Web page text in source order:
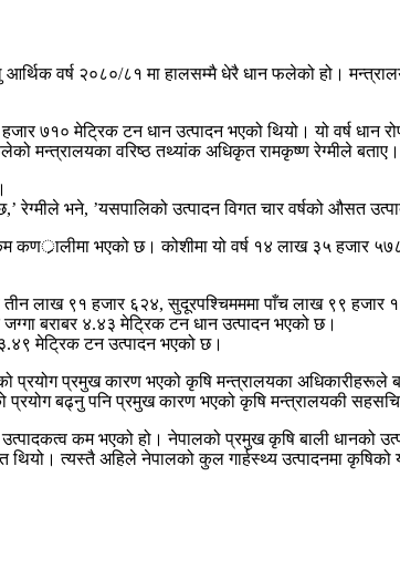
आर्थिक वर्ष २०८०/८१ मा हालसम्मै धेरै धान फलेको हो।
७१० मेट्रिक टन धान उत्पादन भएको थियो। यो वर्ष धान
मन्त्रालयका वरिष्ठ तथ्यांक अधिकृत रामकृष्ण रेग्मीले बताए।
रेग्मीले भने, ’यसपालिको उत्पादन विगत चार वर्षको औसत
कम कणर्ालीमा भएको छ। कोशीमा यो वर्ष १४ लाख ३५
तीन लाख ९१ हजार ६२४, सुदूरपश्चिमममा पाँच लाख ९९
बराबर ४.४३ मेट्रिक टन धान उत्पादन भएको छ।
मेट्रिक टन उत्पादन भएको छ।
प्रयोग प्रमुख कारण भएको कृषि मन्त्रालयका अधिकारीहरूले
बढ्नु पनि प्रमुख कारण भएको कृषि मन्त्रालयकी
कम भएको हो। नेपालको प्रमुख कृषि बाली धानको
त्यस्तै अहिले नेपालको कुल गार्हस्थ्य उत्पादनमा कृषिको